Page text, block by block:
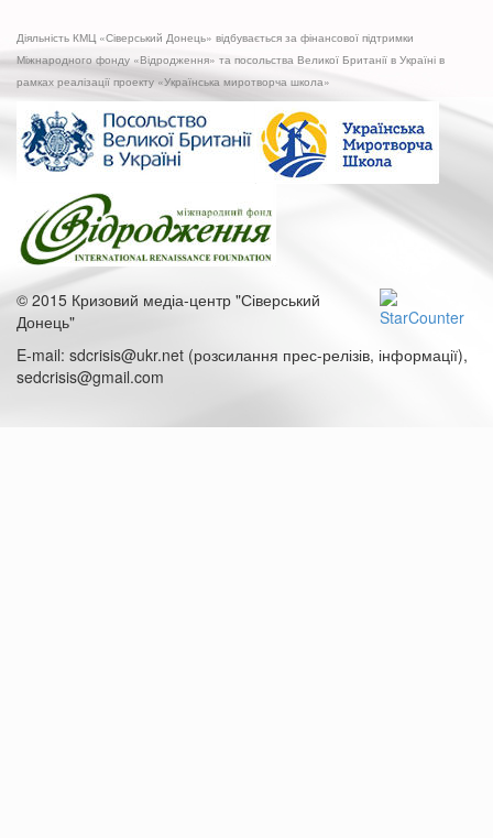
Діяльність КМЦ «Сіверський Донець» відбувається за фінансової підтримки
Міжнародного фонду «Відродження» та посольства Великої Британії в Україні в
рамках реалізації проекту «Українська миротворча школа»
© 2015 Кризовий медіа-центр "Сіверський
Донець"
E-mail: sdcrisis@ukr.net (розсилання прес-релізів, інформації),
sedcrisis@gmail.com